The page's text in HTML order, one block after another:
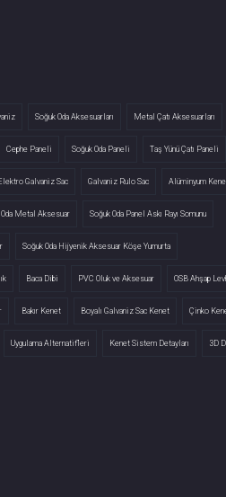
Soğuk Oda Aksesuarları Metal Çatı Aksesuarları
Cephe Paneli Soğuk Oda Paneli Taş Yünü Çatı Paneli
Galvaniz Sac Galvaniz Rulo Sac Alüminyum
Oda Metal Aksesuar Soğuk Oda Panel Askı Rayı Somunu
Soğuk Oda Hijyenik Aksesuar Köşe Yumurta
Baca Dibi PVC Oluk ve Aksesuar OSB Ahşap
Bakır Kenet Boyalı Galvaniz Sac Kenet Çinko
Uygulama Alternatifleri Kenet Sistem Detayları 3D